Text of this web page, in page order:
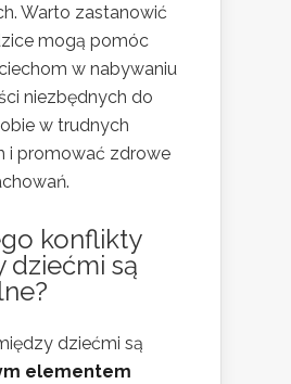
Warto zastanowić
mogą pomóc
w nabywaniu
niezbędnych do
w trudnych
i promować zdrowe
konflikty
dziećmi są
dziećmi są
elementem